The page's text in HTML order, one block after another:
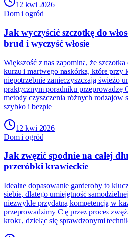
12 kwi 2026
Dom i ogród
Jak wyczyścić szczotkę do
brud i wyczyść włosie
Większość z nas zapomina, że
kurzu i martwego naskórka, które przy
niepotrzebnie zanieczyszczają świeżo
praktycznym poradniku przeprowadzę
metody czyszczenia różnych rodzajów
szybko i bezpie
12 kwi 2026
Dom i ogród
Jak zwęzić spodnie na całej
przeróbki krawieckie
Idealne dopasowanie garderoby to
siebie, dlatego umiejętność
niezwykle przydatną kompetencją w
przeprowadzimy Cię przez proces
kroku, dzieląc się sprawdzonymi